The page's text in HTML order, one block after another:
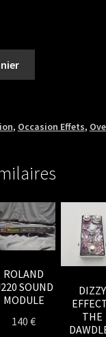
, Occasion Effets,
ROLAND
SOUND
MODULE
140€
DIZZY
THE